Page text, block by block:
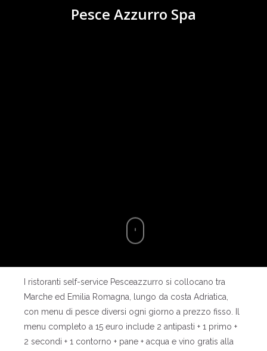
Pesce Azzurro Spa
I ristoranti self-service Pesceazzurro si collocano tra
Marche ed Emilia Romagna, lungo da costa Adriatica,
con menu di pesce diversi ogni giorno a prezzo fisso. Il
menu completo a 15 euro include 2 antipasti + 1 primo +
2 secondi + 1 contorno + pane + acqua e vino gratis alla